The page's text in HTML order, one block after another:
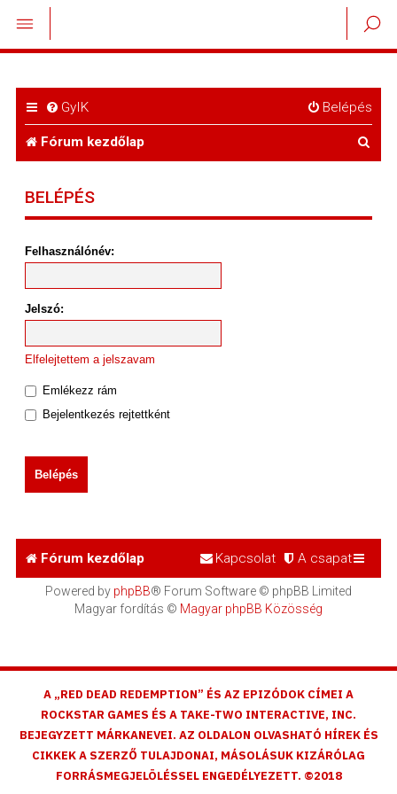
GyIK Belépés
Fórum kezdőlap
BELÉPÉS
Felhasználónév:
Jelszó:
Elfelejtettem a jelszavam
Emlékezz rám
Bejelentkezés rejtettként
Fórum kezdőlap A csapat
Kapcsolat
Powered by phpBB® Forum Software © phpBB Limited
Magyar fordítás © Magyar phpBB Közösség
A „RED DEAD REDEMPTION” ÉS AZ EPIZÓDOK CÍMEI A
ROCKSTAR GAMES ÉS A TAKE-TWO INTERACTIVE, INC.
BEJEGYZETT MÁRKANEVEI. AZ OLDALON OLVASHATÓ HÍREK ÉS
CIKKEK A SZERZŐ TULAJDONAI, MÁSOLÁSUK KIZÁRÓLAG
FORRÁSMEGJELÖLÉSSEL ENGEDÉLYEZETT. ©2018